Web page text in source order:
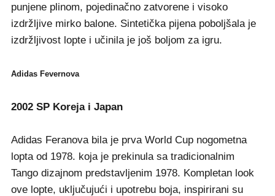
punjene plinom, pojedinačno zatvorene i visoko
izdržljive mirko balone. Sintetička pijena poboljšala je
izdržljivost lopte i učinila je još boljom za igru.
Adidas Fevernova
2002 SP Koreja i Japan
Adidas Feranova bila je prva World Cup nogometna
lopta od 1978. koja je prekinula sa tradicionalnim
Tango dizajnom predstavljenim 1978. Kompletan look
ove lopte, uključujući i upotrebu boja, inspirirani su